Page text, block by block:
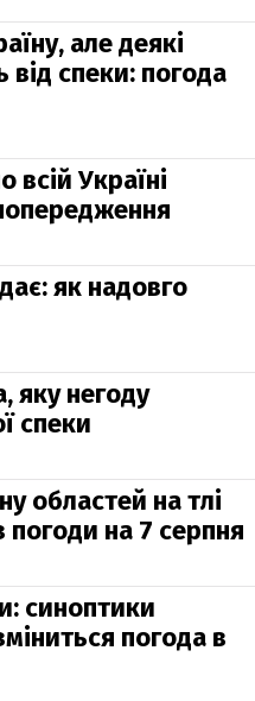
але деякі
від спеки: погода
всій Україні
як надовго
яку негоду
спеки
областей на тлі
погоди на 7 серпня
синоптики
погода в